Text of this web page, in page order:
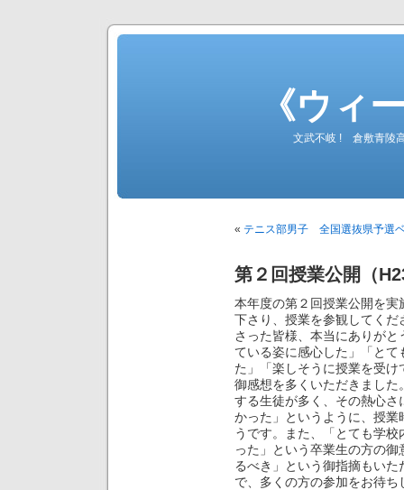
《ウィ
文武不岐 ! 倉敷青陵
« テニス部男子 全国選抜県予選
第２回授業公開（
本年度の第２回授業公開を
下さり、授業を参観してく
さった皆様、本当にありが
ている姿に感心した」「と
た」「楽しそうに授業を受
御感想を多くいただきまし
する生徒が多く、その熱心
かった」というように、授
うです。また、「とても学
った」という卒業生の方の
るべき」という御指摘もい
で、多くの方の参加をお待ち